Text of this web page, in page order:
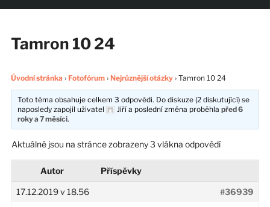
Tamron 10 24
Úvodní stránka › Fotofórum › Nejrůznější otázky › Tamron 10 24
Toto téma obsahuje celkem 3 odpovědi. Do diskuze (2 diskutující) se
naposledy zapojil uživatel
Jiří a poslední změna proběhlapřed 6
roky a 7 měsíci.
Aktuálně jsou na stránce zobrazeny 3 vlákna odpovědí
Autor Příspěvky
17.12.2019 v 18.56 #36939